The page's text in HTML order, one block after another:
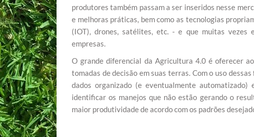
produtores também passam a ser inseridos nesse
e melhoras práticas, bem como as tecnologias
(IOT), drones, satélites, etc. - e que muitas vezes
empresas.
O grande diferencial da Agricultura 4.0 é oferecer
tomadas de decisão em suas terras. Com o uso
dados organizado (e eventualmente
identificar os manejos que não estão gerando o
maior produtividade de acordo com os padrões